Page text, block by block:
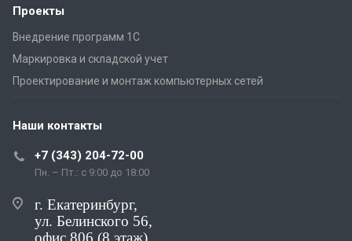
Проекты
Внедрение программ 1С
Маркировка и складской учет
Проектирование и монтаж компьютерных сетей
Наши контакты
+7 (343) 204-72-00
Пн. – Пт.: с 9:00 до 18:00
г. Екатеринбург,
ул. Белинского 56,
офис 806 (8 этаж)